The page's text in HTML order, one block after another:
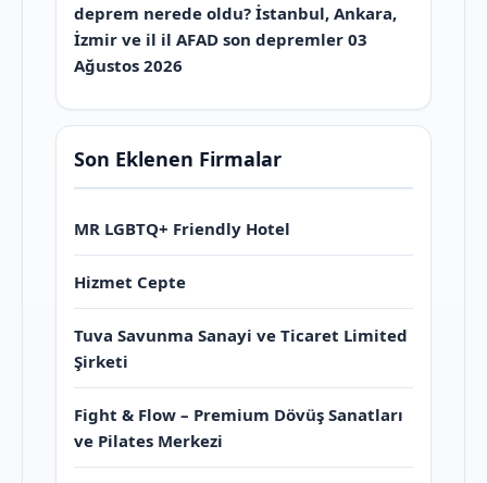
deprem nerede oldu? İstanbul, Ankara,
İzmir ve il il AFAD son depremler 03
Ağustos 2026
Son Eklenen Firmalar
MR LGBTQ+ Friendly Hotel
Hizmet Cepte
Tuva Savunma Sanayi ve Ticaret Limited
Şirketi
Fight & Flow – Premium Dövüş Sanatları
ve Pilates Merkezi